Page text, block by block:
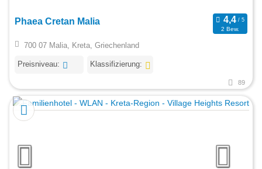
Phaea Cretan Malia
2 Bew.
700 07 Malia, Kreta, Griechenland
Preisniveau: Klassifizierung:
89